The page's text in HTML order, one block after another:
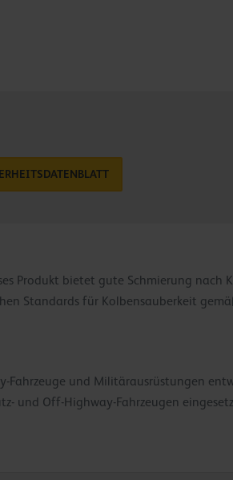
Produkt bietet gute Schmierung nach
Standards für Kolbensauberkeit
Fahrzeuge und Militärausrüstungen
und Off-Highway-Fahrzeugen